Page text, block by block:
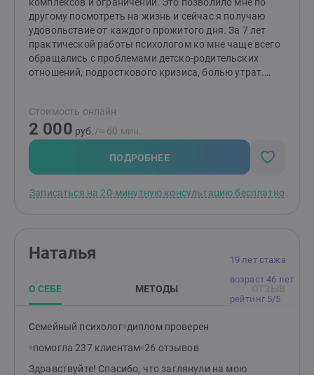
другому посмотреть на жизнь и сейчас я получаю
удовольствие от каждого прожитого дня. За 7 лет
практической работы психологом ко мне чаще всего
обращались с проблемами детско-родительских
отношений, подросткового кризиса, болью утрат.
буду поделиться своими знаниями и быть полезной
тем, кто готов к изменениям!Чаще всего в работе
использую гештальт-подход.
Стоимость онлайн
2 000 руб. /≈ 60 мин.
ПОДРОБНЕЕ
Записаться на 20-минутную консультацию бесплатно
19 лет стажа
возраст 46 лет
рейтинг 5/5
Наталья
О СЕБЕ МЕТОДЫ
Семейный психолог диплом проверен
помогла 237 клиентам 26 отзывов
Здравствуйте! Спасибо, что заглянули на мою